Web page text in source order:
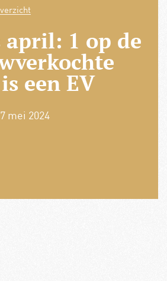
april: 1 op de
een EV
7 mei 2024